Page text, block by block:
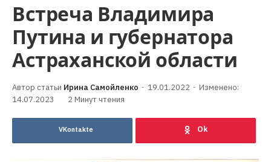
Встреча Владимира
Путина и губернатора
Астраханской области
Ирина Самойленко 19.01.2022
Изменено:
14.07.2023
2 Минут чтения
VKontakte